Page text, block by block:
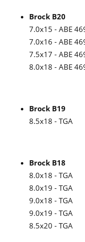
Brock B20
7.0x15 - ABE
7.0x16 - ABE
7.5x17 - ABE
8.0x18 - ABE
Brock B19
8.5x18 - TGA
Brock B18
8.0x18 - TGA
8.0x19 - TGA
9.0x18 - TGA
9.0x19 - TGA
8.5x20 - TGA